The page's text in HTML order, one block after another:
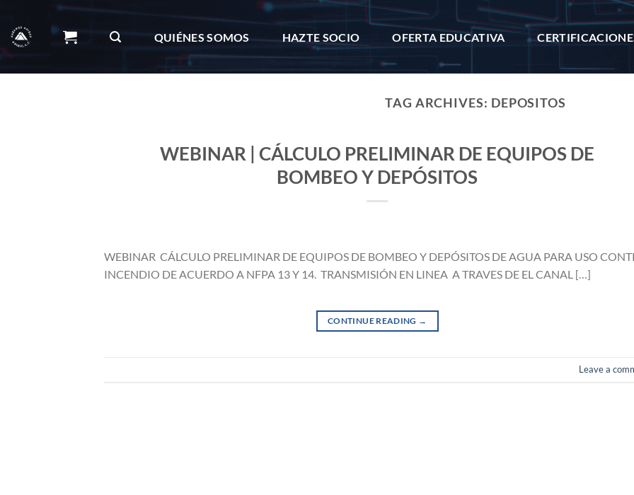
content
QUIÉNES SOMOS HAZTE SOCIO OFERTA EDUCATIVA
TAG ARCHIVES: DEPOSITOS
WEBINAR | CÁLCULO PRELIMINAR DE EQUIPOS DE
BOMBEO Y DEPÓSITOS
WEBINAR CÁLCULO PRELIMINAR DE EQUIPOS DE BOMBEO Y DEPÓSITOS DE AGUA PARA USO
INCENDIO DE ACUERDO A NFPA 13 Y 14. TRANSMISIÓN EN LINEA A TRAVES DE EL CANAL […]
CONTINUE READING →
Leave a